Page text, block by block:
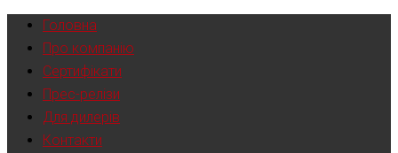
Головна
Про компанію
Сертифікати
Прес-релізи
Для дилерів
Контакти